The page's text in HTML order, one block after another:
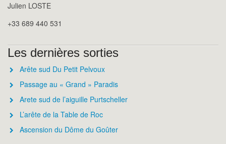
Julien LOSTE
+33 689 440 531
Les dernières sorties
Arête sud Du Petit Pelvoux
Passage au « Grand » Paradis
Arete sud de l’aiguille Purtscheller
L’arête de la Table de Roc
Ascension du Dôme du Goûter